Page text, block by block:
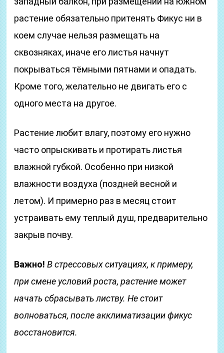
растение обязательно притенять Фикус ни в
коем случае нельзя размещать на
сквозняках, иначе его листья начнут
покрываться тёмными пятнами и опадать.
Кроме того, желательно не двигать его с
одного места на другое.
Растение любит влагу, поэтому его нужно
часто опрыскивать и протирать листья
влажной губкой. Особенно при низкой
влажности воздуха (поздней весной и
летом). И примерно раз в месяц стоит
устраивать ему теплый душ, предварительно
закрыв почву.
Важно! В стрессовых ситуациях, к примеру,
при смене условий роста, растение может
начать сбрасывать листву. Не стоит
волноваться, после акклиматизации фикус
восстановится.